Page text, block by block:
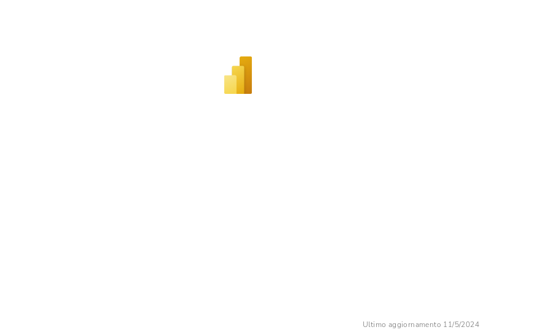
Ultimo aggiornamento 11/5/2024